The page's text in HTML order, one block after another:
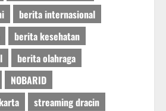
berita internasional
berita kesehatan
berita olahraga
NOBARID
streaming dracin